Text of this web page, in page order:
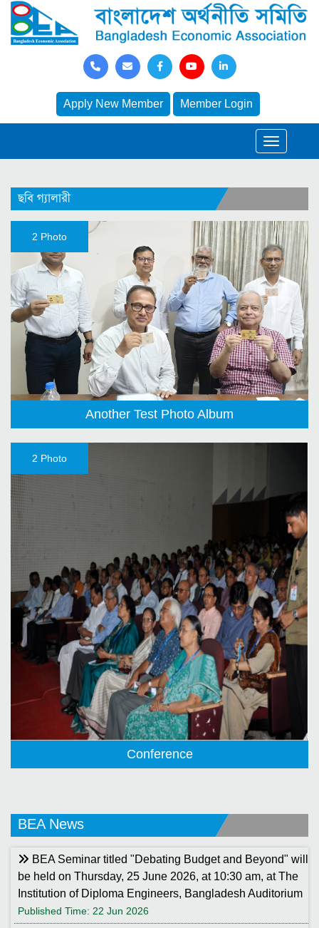
Apply New Member Member Login
ছবি গ্যালারী
2 Photo
Another Test Photo Album
2 Photo
Conference
BEA News
BEA Seminar titled "Debating Budget and Beyond" will
be held on Thursday, 25 June 2026, at 10:30 am, at The
Institution of Diploma Engineers, Bangladesh Auditorium
Published Time: 22 Jun 2026